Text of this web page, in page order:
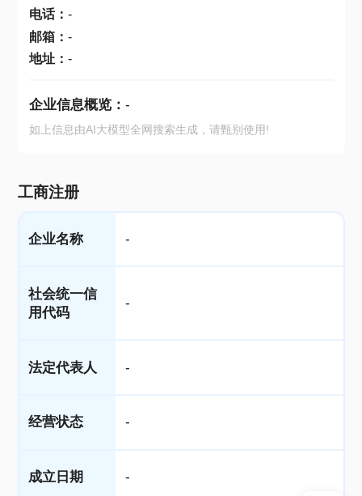
电话： -
邮箱： -
地址： -
企业信息概览： -
如上信息由AI大模型全网搜索生成，请甄别使用!
工商注册
企业名称 -
社会统一信
用代码
-
法定代表人 -
经营状态 -
成立日期 -